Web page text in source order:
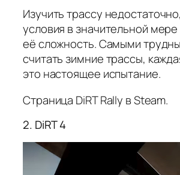
Изучить трассу
условия в значительной
её сложность. Самыми
считать зимние трассы,
это настоящее испытание.
Страница DiRT Rally в Steam.
2. DiRT 4